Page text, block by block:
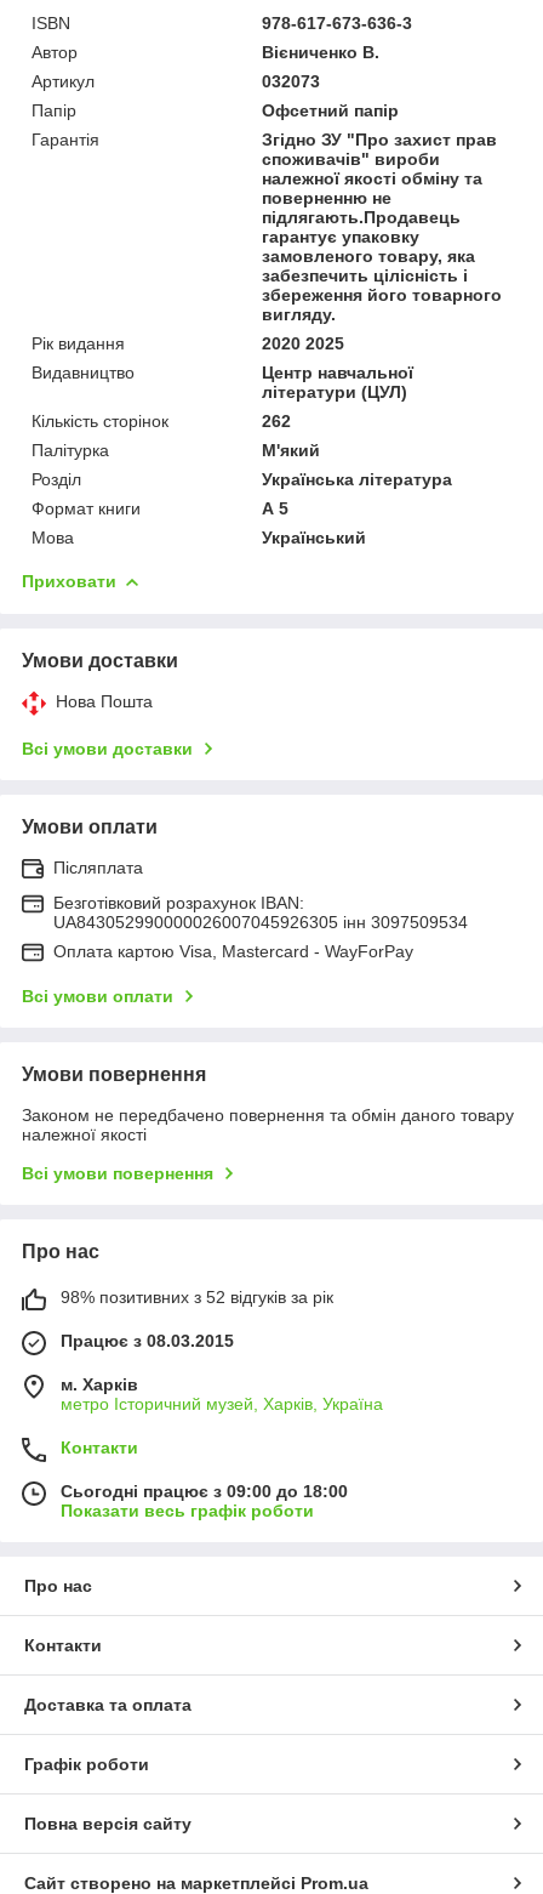
ISBN
978-617-673-636-3
Автор
Вієниченко В.
Артикул
032073
Папір
Офсетний папір
Гарантія
Згідно ЗУ "Про захист прав
споживачів" вироби
належної якості обміну та
поверненню не
підлягають.Продавець
гарантує упаковку
замовленого товару, яка
забезпечить цілісність і
збереження його товарного
вигляду.
Рік видання
2020 2025
Видавництво
Центр навчальної
літератури (ЦУЛ)
Кількість сторінок
262
Палітурка
М'який
Розділ
Українська література
Формат книги
А 5
Мова
Український
Приховати
Умови доставки
Нова Пошта
Всі умови доставки
Умови оплати
Післяплата
Безготівковий розрахунок IBAN:
UA843052990000026007045926305 інн 3097509534
Оплата картою Visa, Mastercard - WayForPay
Всі умови оплати
Умови повернення
Законом не передбачено повернення та обмін даного товару
належної якості
Всі умови повернення
Про нас
98% позитивних з 52 відгуків за рік
Працює з 08.03.2015
м. Харків
метро Історичний музей, Харків, Україна
Контакти
Сьогодні працює з 09:00 до 18:00
Показати весь графік роботи
Про нас
Контакти
Доставка та оплата
Графік роботи
Повна версія сайту
Сайт створено на маркетплейсі Prom.ua